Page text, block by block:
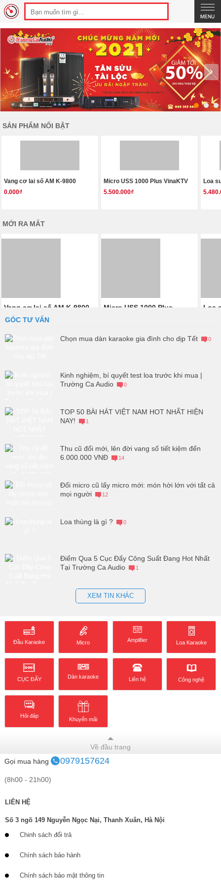
›
SẢN PHẨM NỔI BẬT
Vang cơ lai số AM K-9800
0.000₫
Micro USS 1000 Plus VinaKTV
5.500.000₫
Loa
MỚI RA MẮT
Vang cơ lai số AM K-9800
0.000₫
Micro USS 1000 Plus
Loa
GÓC TƯ VẤN
Chọn mua dàn karaoke gia đình cho dịp Tết 0
Kinh nghiệm, bí quyết test loa trước khi mua |
Trường Ca Audio
0
TOP 50 BÀI HÁT VIỆT NAM HOT NHẤT HIỆN
NAY!
1
Thu cũ đổi mới, lên đời vang số tiết kiệm đến
6.000.000 VNĐ
14
Đổi micro cũ lấy micro mới: món hời lớn với tất cả
mọi người
12
Loa thùng là gì ? 0
Điểm Qua 5 Cục Đẩy Công Suất Đang Hot Nhất
Tại Trường Ca Audio
1
XEM TIN KHÁC
Đầu Karaoke Micro Amplifier Loa Karaoke
CỤC ĐẨY Dàn karaoke Liên hệ Công nghệ
Hỏi đáp
Khuyến mãi
Về đầu trang
Gọi mua hàng
0979157624
(8h00 - 21h00)
LIÊN HỆ
Số 3 ngõ 149 Nguyễn Ngọc Nại, Thanh Xuân, Hà Nội
Chinh sách đổi trả
Chính sách bảo hành
Chính sách bảo mật thông tin